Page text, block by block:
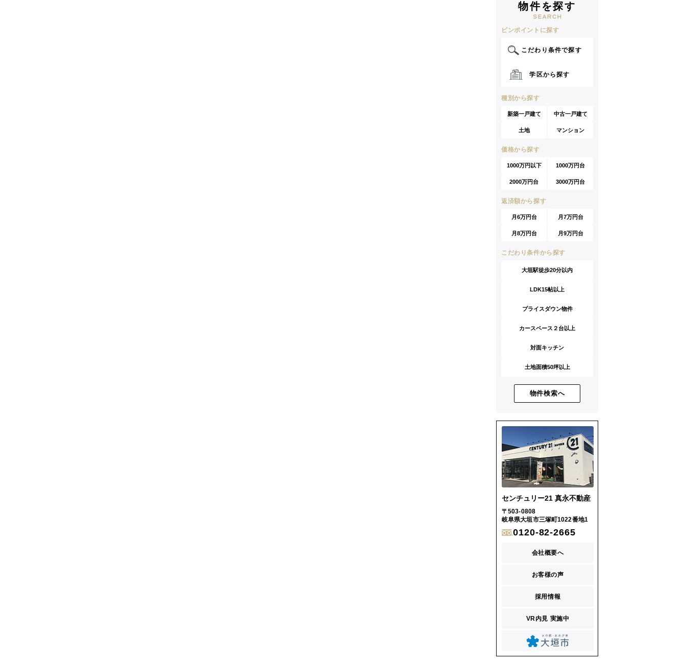
物件を探す
ピンポイントに探す
こだわり条件で探す
学区から探す
種別から探す
新築一戸建て 中古一戸建て
土地 マンション
価格から探す
1000万円以下 1000万円台
2000万円台 3000万円台
返済額から探す
月6万円台 月7万円台
月8万円台 月9万円台
こだわり条件から探す
大垣駅徒歩20分以内
LDK15帖以上
プライスダウン物件
カースペース２台以上
対面キッチン
土地面積50坪以上
物件検索へ
センチュリー21 真永不動産
〒503-0808
岐阜県大垣市三塚町1022番地1
0120-82-2665
会社概要へ
お客様の声
採用情報
VR内見 実施中